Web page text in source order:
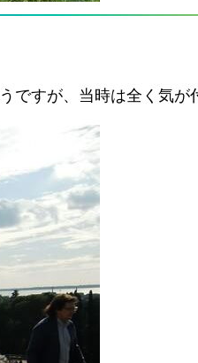
すが、当時は全く気が